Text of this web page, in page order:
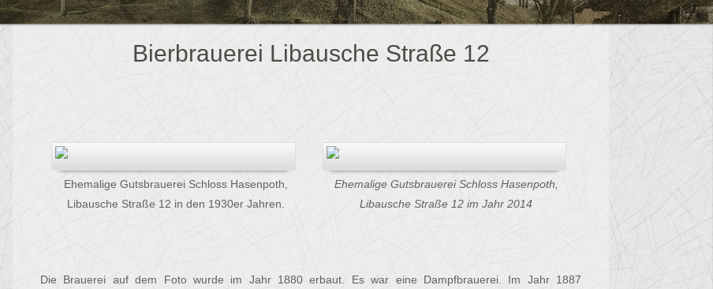
Bierbrauerei Libausche Straße 12
Ehemalige Gutsbrauerei Schloss Hasenpoth,
Libausche Straße 12 in den 1930er Jahren.
Ehemalige Gutsbrauerei Schloss Hasenpoth,
Libausche Straße 12 im Jahr 2014
Die Brauerei auf dem Foto wurde im Jahr 1880 erbaut. Es war eine Dampfbrauerei. Im Jahr 1887